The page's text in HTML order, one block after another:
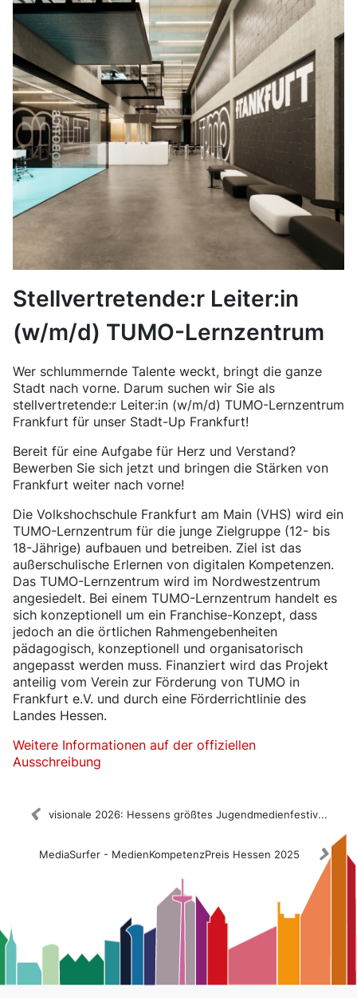
Stellvertretende:r Leiter:in
(w/m/d) TUMO-Lernzentrum
Wer schlummernde Talente weckt, bringt die ganze
Stadt nach vorne. Darum suchen wir Sie als
stellvertretende:r Leiter:in (w/m/d) TUMO-Lernzentrum
Frankfurt für unser Stadt-Up Frankfurt!
Bereit für eine Aufgabe für Herz und Verstand?
Bewerben Sie sich jetzt und bringen die Stärken von
Frankfurt weiter nach vorne!
Die Volkshochschule Frankfurt am Main (VHS) wird ein
TUMO-Lernzentrum für die junge Zielgruppe (12- bis
18-Jährige) aufbauen und betreiben. Ziel ist das
außerschulische Erlernen von digitalen Kompetenzen.
Das TUMO-Lernzentrum wird im Nordwestzentrum
angesiedelt. Bei einem TUMO-Lernzentrum handelt es
sich konzeptionell um ein Franchise-Konzept, dass
jedoch an die örtlichen Rahmengebenheiten
pädagogisch, konzeptionell und organisatorisch
angepasst werden muss. Finanziert wird das Projekt
anteilig vom Verein zur Förderung von TUMO in
Frankfurt e.V. und durch eine Förderrichtlinie des
Landes Hessen.
Weitere Informationen auf der offiziellen
Ausschreibung
visionale 2026: Hessens größtes Jugendmedienfestiv...
MediaSurfer - MedienKompetenzPreis Hessen 2025